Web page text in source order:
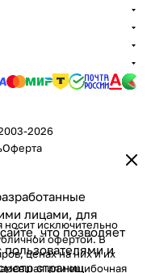
лицами, для
что позволяет
пользователями и
страниц
2026
Оферта
носит исключительно
офертой. В
ценах на них и их
или ошибочная